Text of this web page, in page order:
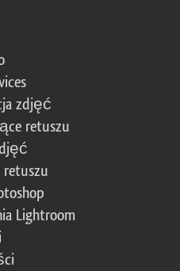
zdjęć
retuszu
retuszu
Lightroom